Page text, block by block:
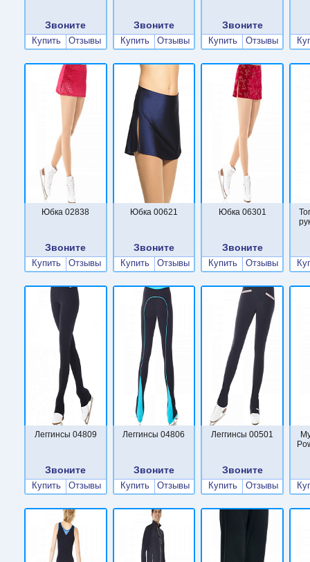
Звоните
Купить Отзывы
Звоните
Купить Отзывы
Звоните
Купить Отзывы
Юбка 02838
Звоните
Купить Отзывы
Юбка 00621
Звоните
Купить Отзывы
Юбка 06301
Звоните
Купить Отзывы
Леггинсы 04809
Звоните
Купить Отзывы
Леггинсы 04806
Звоните
Купить Отзывы
Леггинсы 00501
Звоните
Купить Отзывы